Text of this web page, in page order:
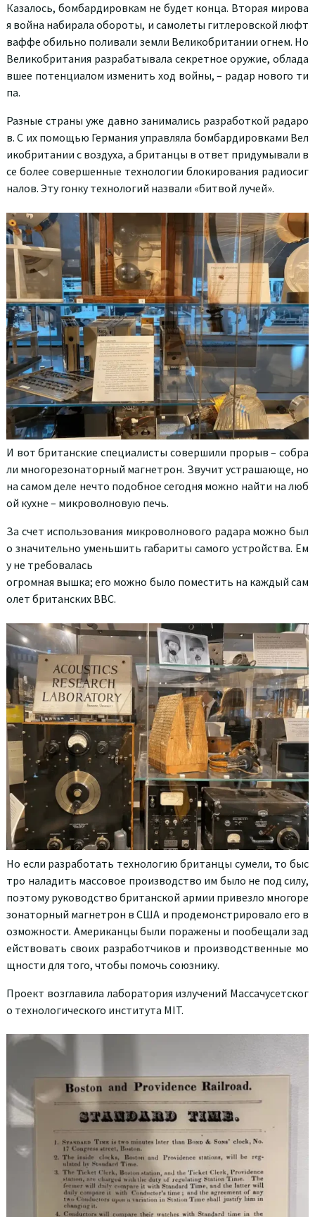
Казалось, бомбардировкам не будет конца. Вторая мирова
я война набирала обороты, и самолеты гитлеровской люфт
ваффе обильно поливали земли Великобритании огнем. Но
Великобритания разрабатывала секретное оружие, облада
вшее потенциалом изменить ход войны, – радар нового ти
па.
Разные страны уже давно занимались разработкой радаро
в. С их помощью Германия управляла бомбардировками Вел
икобритании с воздуха, а британцы в ответ придумывали в
се более совершенные технологии блокирования радиосиг
налов. Эту гонку технологий назвали «битвой лучей».
И вот британские специалисты совершили прорыв – собра
ли многорезонаторный магнетрон. Звучит устрашающе, но
на самом деле нечто подобное сегодня можно найти на люб
ой кухне – микроволновую печь.
За счет использования микроволнового радара можно был
о значительно уменьшить габариты самого устройства. Ем
у не требовалась
огромная вышка; его можно было поместить на каждый сам
олет британских ВВС.
Но если разработать технологию британцы сумели, то быс
тро наладить массовое производство им было не под силу,
поэтому руководство британской армии привезло многоре
зонаторный магнетрон в США и продемонстрировало его в
озможности. Американцы были поражены и пообещали зад
ействовать своих разработчиков и производственные мо
щности для того, чтобы помочь союзнику.
Проект возглавила лаборатория излучений Массачусетског
о технологического института MIT.